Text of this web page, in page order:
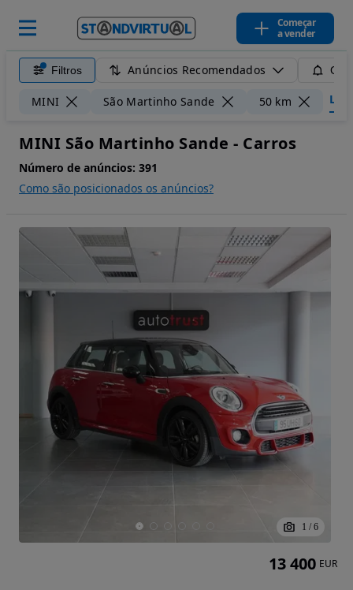
Começar
a vender
Filtros Anúncios Recomendados
MINI São Martinho Sande 50 km
MINI São Martinho Sande - Carros
Número de anúncios: 391
Como são posicionados os anúncios?
1 / 6
13 400 EUR